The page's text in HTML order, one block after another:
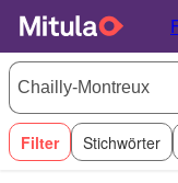
Filter Stichwörter